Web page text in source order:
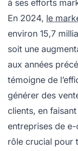
à ses efforts
En 2024, le
environ 15,7
soit une
aux années
témoigne de
générer des
clients, en
entreprises de
rôle crucial pour